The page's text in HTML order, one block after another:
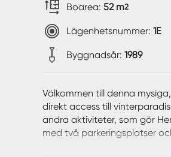
Boarea: 52 m2
Lägenhetsnummer: 1E
Byggnadsår: 1989
Välkommen till denna
direkt access till
andra aktiviteter, som gör
med två parkeringsplatser